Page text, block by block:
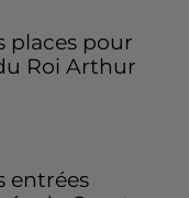
places pour
Roi Arthur
entrées